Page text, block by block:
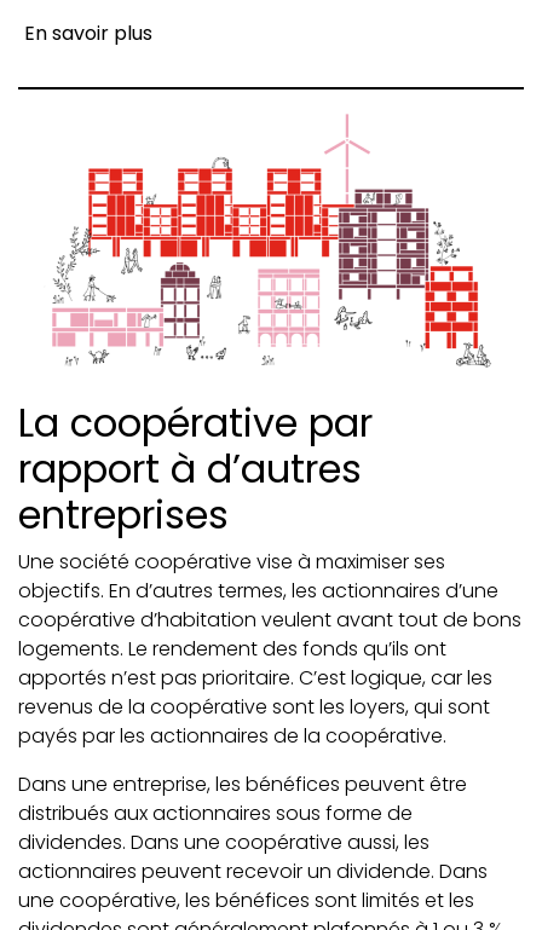
En savoir plus
La coopérative par
rapport à d’autres
entreprises
Une société coopérative vise à maximiser ses
objectifs. En d’autres termes, les actionnaires d’une
coopérative d’habitation veulent avant tout de bons
logements. Le rendement des fonds qu’ils ont
apportés n’est pas prioritaire. C’est logique, car les
revenus de la coopérative sont les loyers, qui sont
payés par les actionnaires de la coopérative.
Dans une entreprise, les bénéfices peuvent être
distribués aux actionnaires sous forme de
dividendes. Dans une coopérative aussi, les
actionnaires peuvent recevoir un dividende. Dans
une coopérative, les bénéfices sont limités et les